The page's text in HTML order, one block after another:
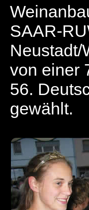
SAAR-
Neustadt/
von einer
56.
gewählt.